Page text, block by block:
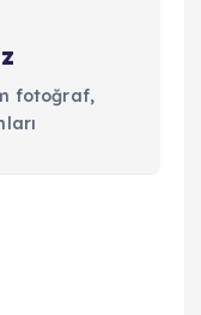
fotoğraf,